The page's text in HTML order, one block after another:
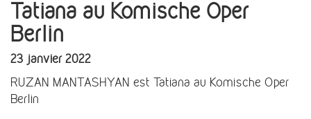
Tatiana au Komische Oper
Berlin
23 janvier 2022
RUZAN MANTASHYAN est Tatiana au Komische Oper
Berlin